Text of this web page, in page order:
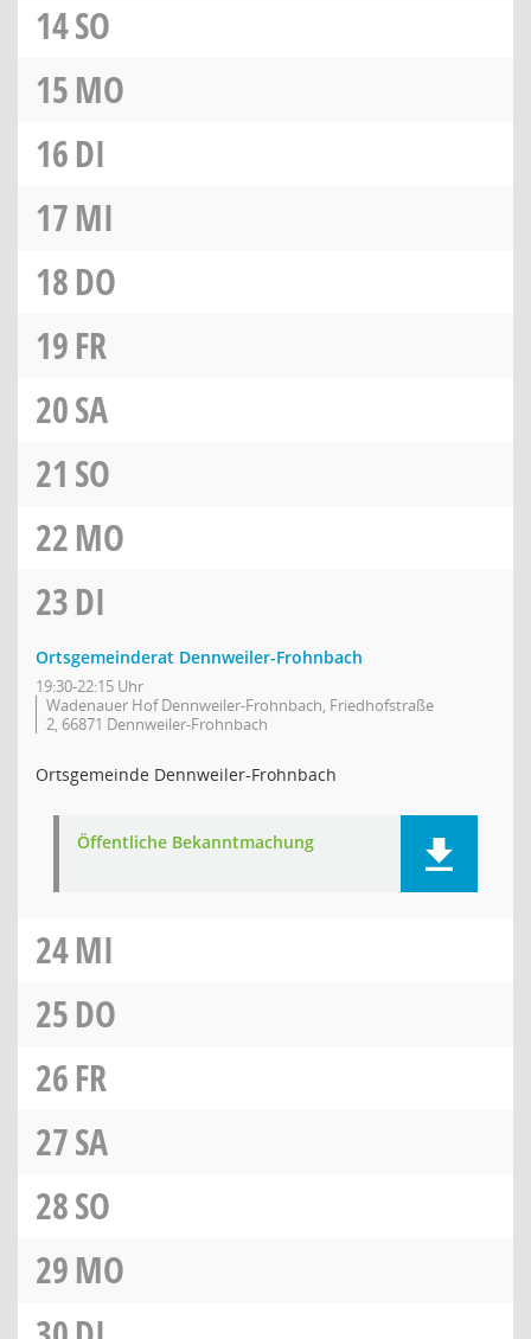
14SO
15MO
16DI
17MI
18DO
19FR
20SA
21 SO
22MO
23DI
Ortsgemeinderat Dennweiler-Frohnbach
19:30-22:15 Uhr
Wadenauer Hof Dennweiler-Frohnbach, Friedhofstraße
2, 66871 Dennweiler-Frohnbach
Ortsgemeinde Dennweiler-Frohnbach
Öffentliche Bekanntmachung
24MI
25DO
26FR
27SA
28SO
29MO